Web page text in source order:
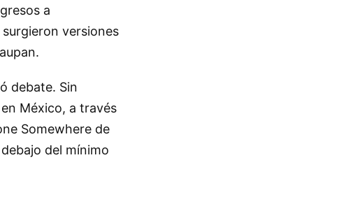
a
versiones
debate. Sin
México, a través
Somewhere de
del mínimo